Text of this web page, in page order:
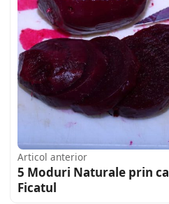
Articol anterior
5 Moduri Naturale prin
Ficatul